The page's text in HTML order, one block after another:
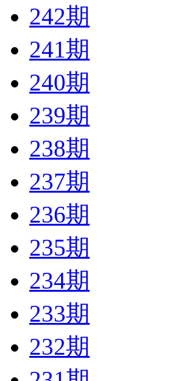
242期
241期
240期
239期
238期
237期
236期
235期
234期
233期
232期